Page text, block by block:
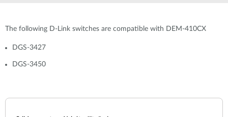
The following D-Link switches are compatible with DEM-410CX
DGS-3427
DGS-3450